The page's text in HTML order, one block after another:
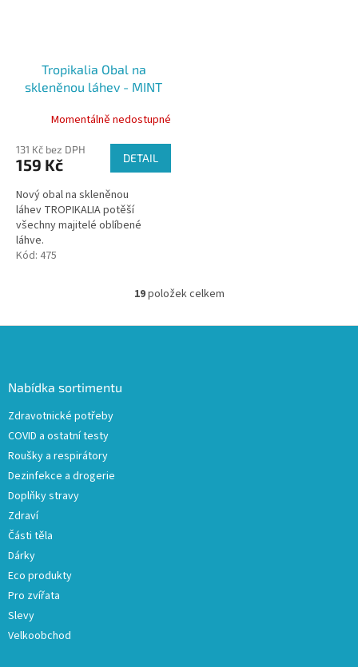
Tropikalia Obal na
skleněnou láhev - MINT
Momentálně nedostupné
131 Kč bez DPH
159 Kč DETAIL
Nový obal na skleněnou
láhev TROPIKALIA potěší
všechny majitelé oblíbené
láhve.
Kód: 475
O
l
19položek celkem
Nabídka sortimentu
Zdravotnické potřeby
COVID a ostatní testy
Roušky a respirátory
Dezinfekce a drogerie
Doplňky stravy
Zdraví
Části těla
Dárky
Eco produkty
Pro zvířata
Slevy
Velkoobchod